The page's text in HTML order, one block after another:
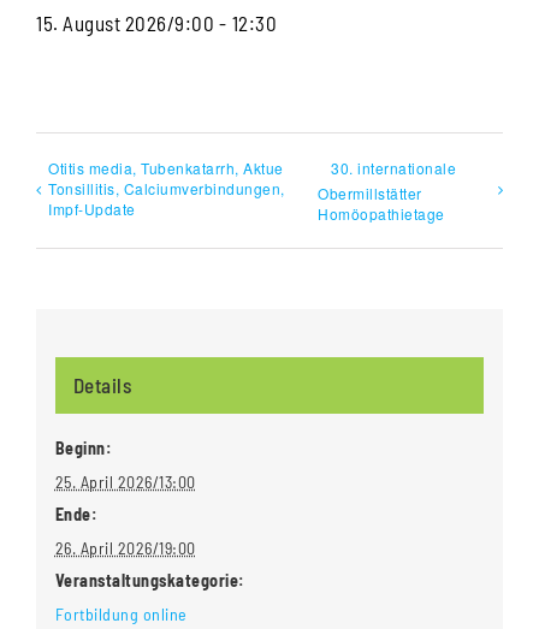
15. August 2026/9:00 - 12:30
Otitis media, Tubenkatarrh, Aktue
Tonsillitis, Calciumverbindungen,
Impf-Update
30. internationale
Obermillstätter
Homöopathietage
Details
Beginn:
25. April 2026/13:00
Ende:
26. April 2026/19:00
Veranstaltungskategorie:
Fortbildung online